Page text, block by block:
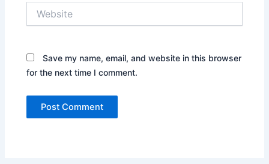
Save my name, email, and website in this browser
for the next time I comment.